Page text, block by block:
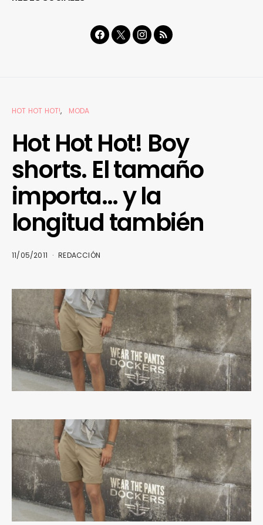
HOT HOT HOT! MODA
Hot Hot Hot! Boy
shorts. El tamaño
importa… y la
longitud también
11/05/2011 REDACCIÓN